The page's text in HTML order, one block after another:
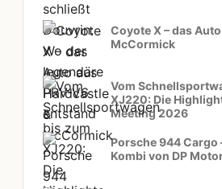
Coyote X – das
McCormick
Vom
XJ220: Die
Meeting 2026
Porsche 944 Cargo
Kombi von DP